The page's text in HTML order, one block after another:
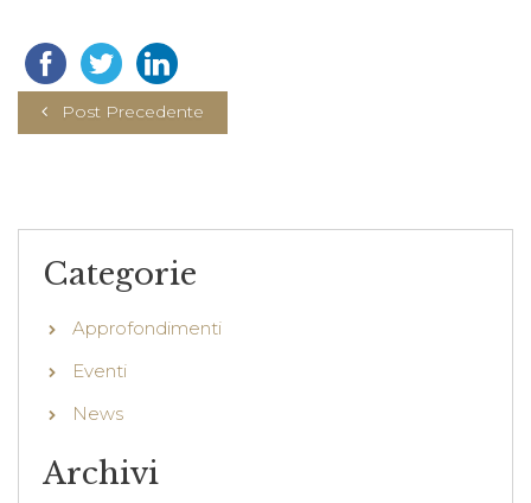
Post Precedente
Categorie
Approfondimenti
Eventi
News
Archivi